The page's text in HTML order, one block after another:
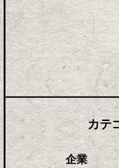
カテ
企業